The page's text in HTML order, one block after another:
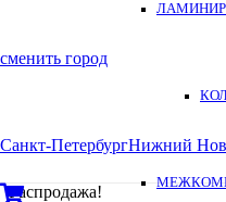
сменить город
Санкт-ПетербургНижний
Распродажа!